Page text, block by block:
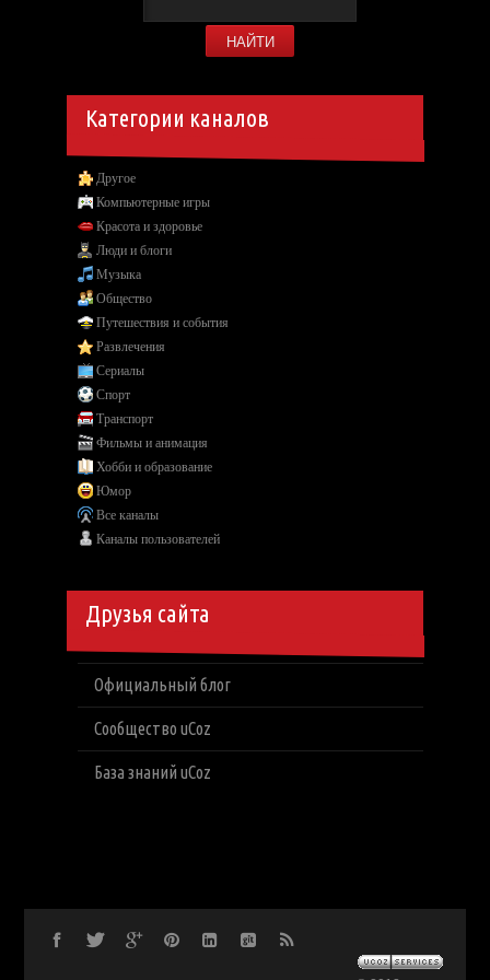
Категории каналов
Другое
Компьютерные игры
Красота и здоровье
Люди и блоги
Музыка
Общество
Путешествия и события
Развлечения
Сериалы
Спорт
Транспорт
Фильмы и анимация
Хобби и образование
Юмор
Все каналы
Каналы пользователей
Друзья сайта
Официальный блог
Сообщество uCoz
База знаний uCoz